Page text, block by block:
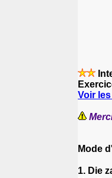
Voir
Mode
1. Die